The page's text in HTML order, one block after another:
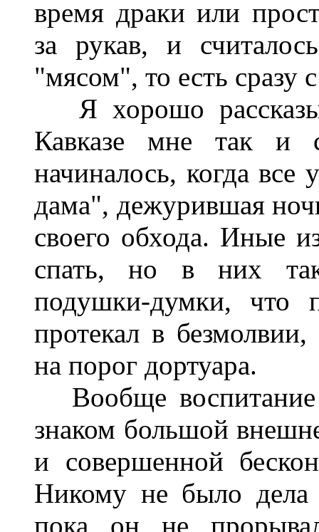
время драки или
за рукав, и
"мясом", то есть сразу
Я хорошо
Кавказе мне так и
начиналось, когда
дама", дежурившая
своего обхода. Иные
спать, но в них
подушки-думки, что
протекал в
на порог дортуара.
Вообще воспитание
знаком большой
и совершенной
Никому не было дела
пока он не